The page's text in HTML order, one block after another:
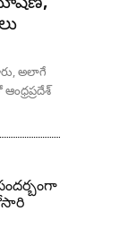
అలాగే